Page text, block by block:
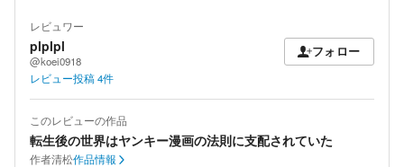
レビュワー
plplpl
@koei0918
フォロー
レビュー投稿4件
このレビューの作品
転生後の世界はヤンキー漫画の法則に支配されていた
作者清松作品情報